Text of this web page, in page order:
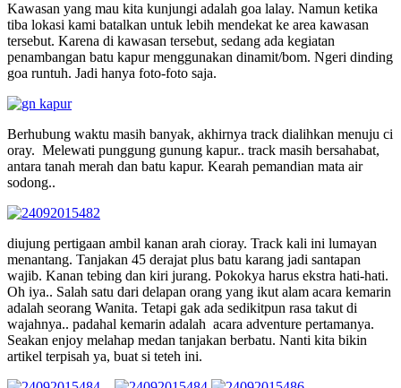
Kawasan yang mau kita kunjungi adalah goa lalay. Namun ketika
tiba lokasi kami batalkan untuk lebih mendekat ke area kawasan
tersebut. Karena di kawasan tersebut, sedang ada kegiatan
penambangan batu kapur menggunakan dinamit/bom. Ngeri dinding
goa runtuh. Jadi hanya foto-foto saja.
Berhubung waktu masih banyak, akhirnya track dialihkan menuju ci
oray. Melewati punggung gunung kapur.. track masih bersahabat,
antara tanah merah dan batu kapur. Kearah pemandian mata air
sodong..
diujung pertigaan ambil kanan arah cioray. Track kali ini lumayan
menantang. Tanjakan 45 derajat plus batu karang jadi santapan
wajib. Kanan tebing dan kiri jurang. Pokokya harus ekstra hati-hati.
Oh iya.. Salah satu dari delapan orang yang ikut alam acara kemarin
adalah seorang Wanita. Tetapi gak ada sedikitpun rasa takut di
wajahnya.. padahal kemarin adalah acara adventure pertamanya.
Seakan enjoy melahap medan tanjakan berbatu. Nanti kita bikin
artikel terpisah ya, buat si teteh ini.